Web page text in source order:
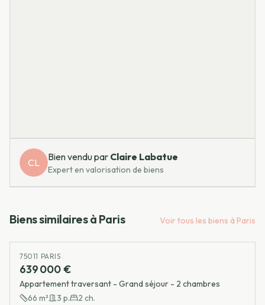
CL Bien vendu par Claire Labatue
Expert en valorisation de biens
Biens similaires à Paris Voir tous les biens à Paris
75011 PARIS
639 000 €
Appartement traversant - Grand séjour - 2 chambres
66 m² 3 p. 2 ch.